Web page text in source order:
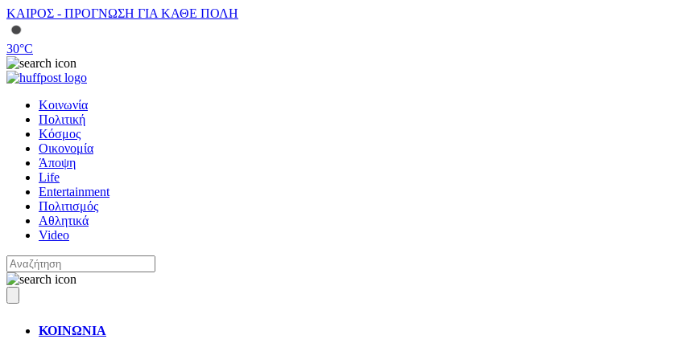
ΚΑΙΡΟΣ - ΠΡΟΓΝΩΣΗ ΓΙΑ ΚΑΘΕ ΠΟΛΗ
30°C
Κοινωνία
Πολιτική
Κόσμος
Οικονομία
Άποψη
Life
Entertainment
Πολιτισμός
Αθλητικά
Video
ΚΟΙΝΩΝΙΑ